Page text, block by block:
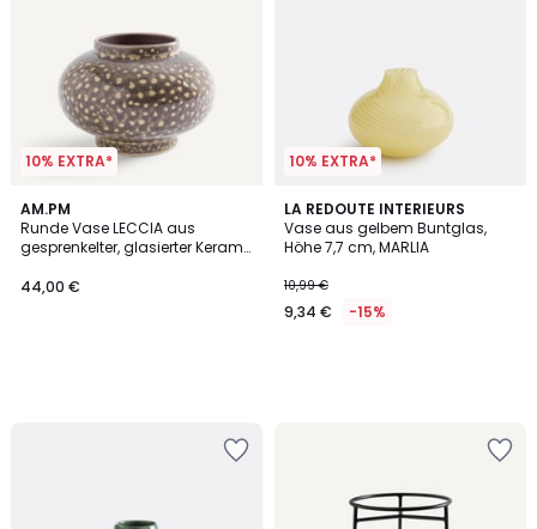
10% EXTRA*
AM.PM
Runde Vase LECCIA aus
gesprenkelter, glasierter Kerami,
44,00 €
10% EXTRA*
LA REDOUTE INTERIEURS
Vase aus gelbem Buntglas,
Höhe 7,7 cm, MARLIA
10,99 €
9,34 € -15%